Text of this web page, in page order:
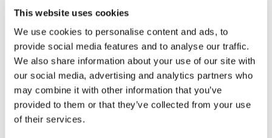
This website uses cookies
We use cookies to personalise content and ads, to
provide social media features and to analyse our traffic.
We also share information about your use of our site with
our social media, advertising and analytics partners who
may combine it with other information that you’ve
provided to them or that they’ve collected from your use
of their services.